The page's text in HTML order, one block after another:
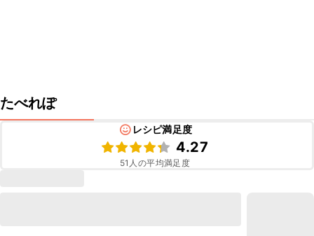
たべれぽ
レシピ満足度
4.27
51 人の平均満足度